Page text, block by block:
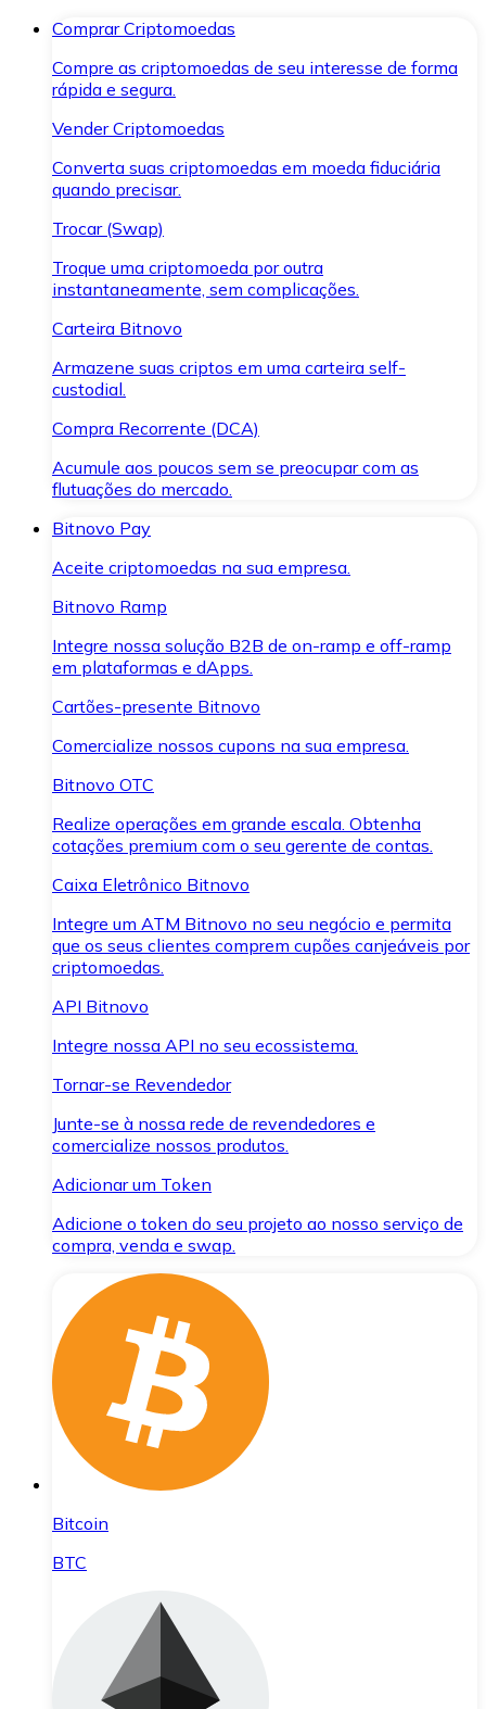
Comprar Criptomoedas
Compre as criptomoedas de seu interesse de forma
rápida e segura.
Vender Criptomoedas
Converta suas criptomoedas em moeda fiduciária
quando precisar.
Trocar (Swap)
Troque uma criptomoeda por outra
instantaneamente, sem complicações.
Carteira Bitnovo
Armazene suas criptos em uma carteira self-
custodial.
Compra Recorrente (DCA)
Acumule aos poucos sem se preocupar com as
flutuações do mercado.
Bitnovo Pay
Aceite criptomoedas na sua empresa.
Bitnovo Ramp
Integre nossa solução B2B de on-ramp e off-ramp
em plataformas e dApps.
Cartões-presente Bitnovo
Comercialize nossos cupons na sua empresa.
Bitnovo OTC
Realize operações em grande escala. Obtenha
cotações premium com o seu gerente de contas.
Caixa Eletrônico Bitnovo
Integre um ATM Bitnovo no seu negócio e permita
que os seus clientes comprem cupões canjeáveis por
criptomoedas.
API Bitnovo
Integre nossa API no seu ecossistema.
Tornar-se Revendedor
Junte-se à nossa rede de revendedores e
comercialize nossos produtos.
Adicionar um Token
Adicione o token do seu projeto ao nosso serviço de
compra, venda e swap.
Bitcoin
BTC